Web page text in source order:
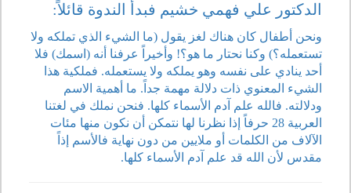
الدكتور علي فهمي خشيم فبدأ الندوة قائلاً:
ونحن أطفال كان هناك لغز يقول (ما الشيء الذي تملكه ولا
تستعمله؟) وكنا نحتار ما هو؟! وأخيراً عرفنا أنه (اسمك) فلا
أحد ينادي على نفسه وهو يملكه ولا يستعمله. فملكية هذا
الشيء المعنوي ذات دلالة مهمة جداً. ما أهمية الاسم
ودلالته. فالله علم آدم الأسماء كلها. فنحن نملك في لغتنا
العربية 28 حرفاً إذا نظرنا لها نتمكن أن نكون منها مئات
الآلاف من الكلمات أو ملايين من دون نهاية فالأسم إذاً
مقدس لأن الله قد علم آدم الأسماء كلها.